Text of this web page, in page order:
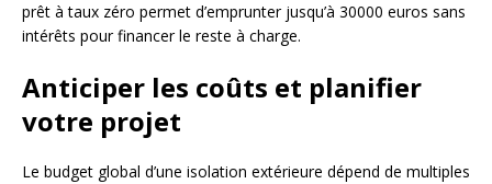
prêt à taux zéro permet d’emprunter jusqu’à 30000 euros sans
intérêts pour financer le reste à charge.
Anticiper les coûts et planifier
votre projet
Le budget global d’une isolation extérieure dépend de multiples